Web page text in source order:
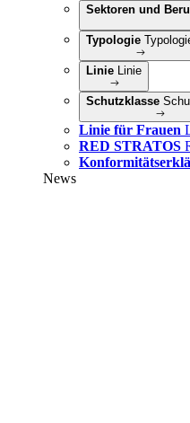
Sektoren und
Typologie
Linie Linie
Schutzklasse
Linie für Frauen
RED STRATOS
News